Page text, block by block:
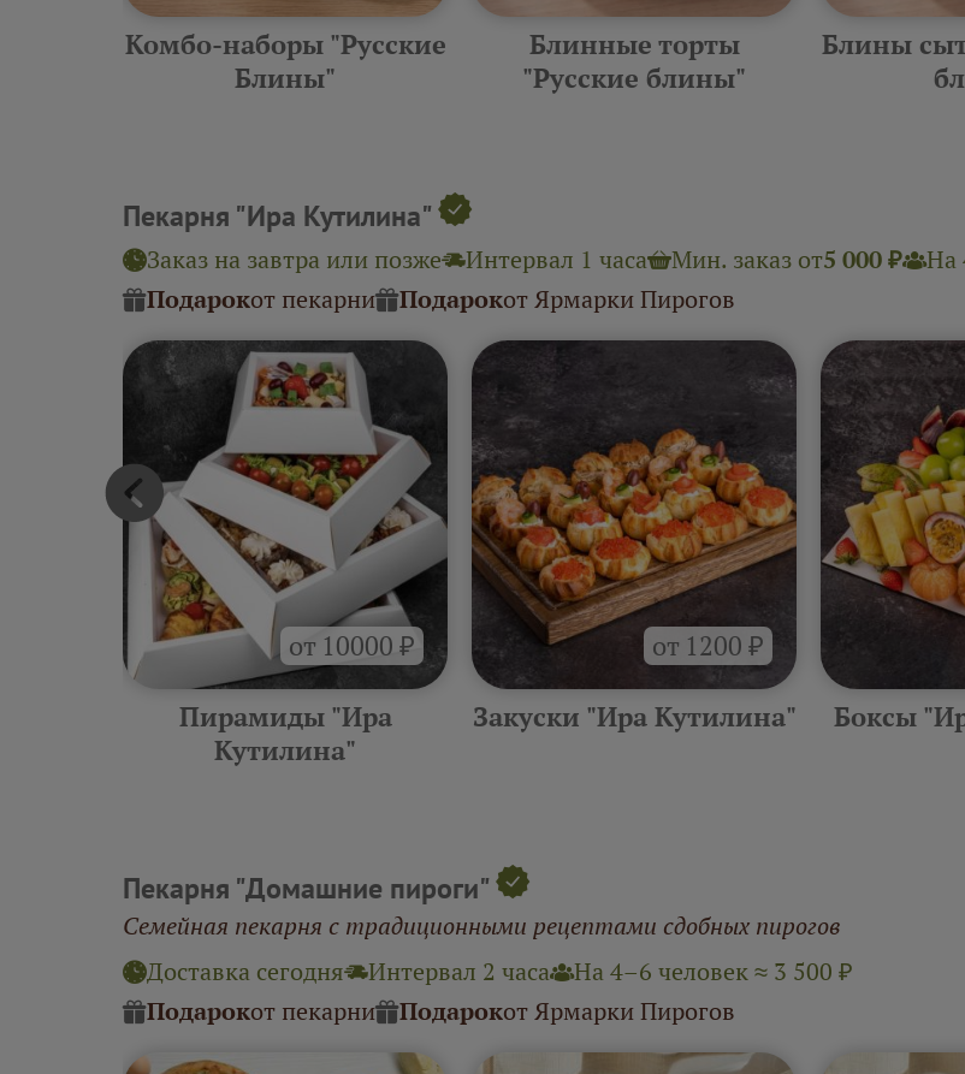
Комбо-наборы "Русские
Блины"
Блинные торты
"Русские блины"
Блины
Пекарня "Ира Кутилина"
Заказ на завтра или позже Интервал 1 часа Мин. заказ от5 000 ₽
На
Подарокот пекарни Подарокот Ярмарки Пирогов
от 10000 ₽
Пирамиды "Ира
Кутилина"
от 1200 ₽
Закуски "Ира Кутилина" Боксы
Пекарня "Домашние пироги"
Семейная пекарня с традиционными рецептами сдобных пирогов
Доставка сегодня
Интервал 2 часа
На 4–6 человек ≈ 3 500 ₽
Подарокот пекарни Подарокот Ярмарки Пирогов